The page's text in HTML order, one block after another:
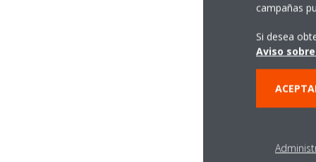
campañas
Si desea
Aviso